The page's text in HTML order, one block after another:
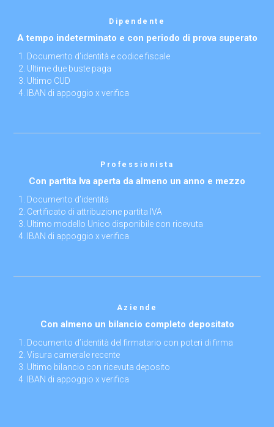
Dipendente
A tempo indeterminato e con periodo di prova superato
Documento d’identità e codice fiscale
Ultime due buste paga
Ultimo CUD
IBAN di appoggio x verifica
Professionista
Con partita Iva aperta da almeno un anno e mezzo
Documento d’identità
Certificato di attribuzione partita IVA
Ultimo modello Unico disponibile con ricevuta
IBAN di appoggio x verifica
Aziende
Con almeno un bilancio completo depositato
Documento d’identità del firmatario con poteri di firma
Visura camerale recente
Ultimo bilancio con ricevuta deposito
IBAN di appoggio x verifica